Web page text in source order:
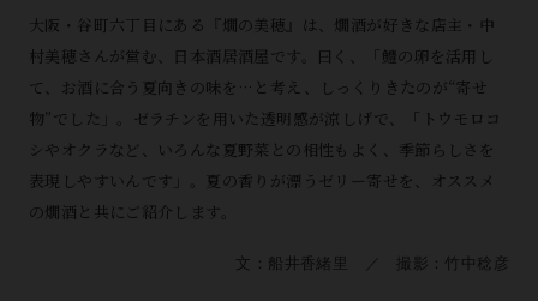
大阪・谷町六丁目にある『燗の美穂』は、燗酒が好きな店主・中
村美穂さんが営む、日本酒居酒屋です。曰く、「鱧の卵を活用し
て、お酒に合う夏向きの味を…と考え、しっくりきたのが“寄せ
物”でした」。ゼラチンを用いた透明感が涼しげで、「トウモロコ
シやオクラなど、いろんな夏野菜との相性もよく、季節らしさを
表現しやすいんです」。夏の香りが漂うゼリー寄せを、オススメ
の燗酒と共にご紹介します。
文：船井香緒里 ／ 撮影：竹中稔彦